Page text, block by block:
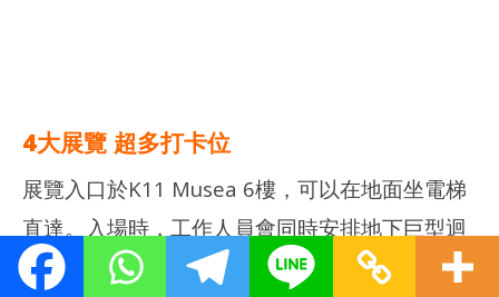
NOW VIEWING
多圖分享｜CHIIKAWA ARTIVERSE 特展2026 – 打卡位！旋轉木
馬！
2026
年 8
月 2
年 8